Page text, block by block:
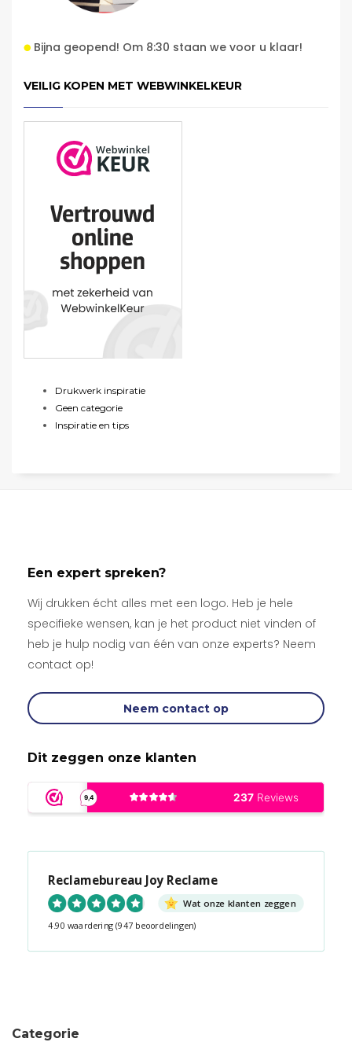
Bijna geopend! Om 8:30 staan we voor u klaar!
VEILIG KOPEN MET WEBWINKELKEUR
Drukwerk inspiratie
Geen categorie
Inspiratie en tips
Een expert spreken?
Wij drukken écht alles met een logo. Heb je hele
specifieke wensen, kan je het product niet vinden of
heb je hulp nodig van één van onze experts? Neem
contact op!
Neem contact op
Dit zeggen onze klanten
Reclamebureau Joy Reclame
Wat onze klanten zeggen
4.90 waardering (947 beoordelingen)
Categorie